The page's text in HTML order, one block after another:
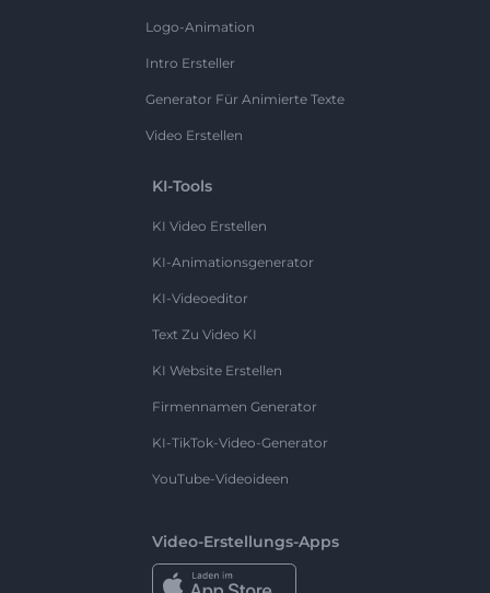
Logo-Animation
Intro Ersteller
Generator Für Animierte Texte
Video Erstellen
KI-Tools
KI Video Erstellen
KI-Animationsgenerator
KI-Videoeditor
Text Zu Video KI
KI Website Erstellen
Firmennamen Generator
KI-TikTok-Video-Generator
YouTube-Videoideen
Video-Erstellungs-Apps